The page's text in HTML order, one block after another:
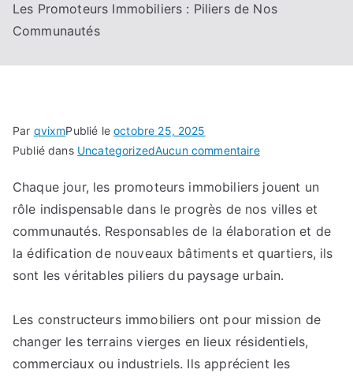
Les Promoteurs Immobiliers : Piliers de Nos
Communautés
Par qvixmPublié leoctobre 25, 2025
Publié dans UncategorizedAucun commentairesur
Promoteurs
Immobiliers
:
Piliers
de
Chaque jour, les promoteurs immobiliers jouent un
rôle indispensable dans le progrès de nos villes et
communautés. Responsables de la élaboration et de
la édification de nouveaux bâtiments et quartiers, ils
sont les véritables piliers du paysage urbain.
Les constructeurs immobiliers ont pour mission de
changer les terrains vierges en lieux résidentiels,
commerciaux ou industriels. Ils apprécient les